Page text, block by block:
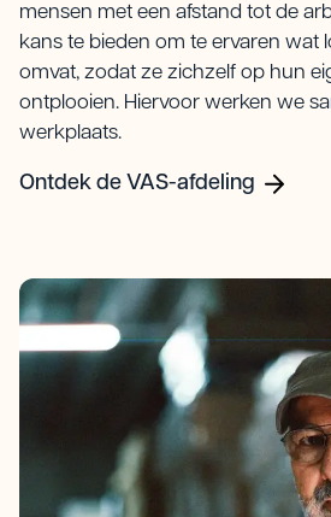
mensen met een afstand tot de
kans te bieden om te ervaren wat
omvat, zodat ze zichzelf op hun
ontplooien. Hiervoor werken we
werkplaats.
Ontdek de VAS-afdeling